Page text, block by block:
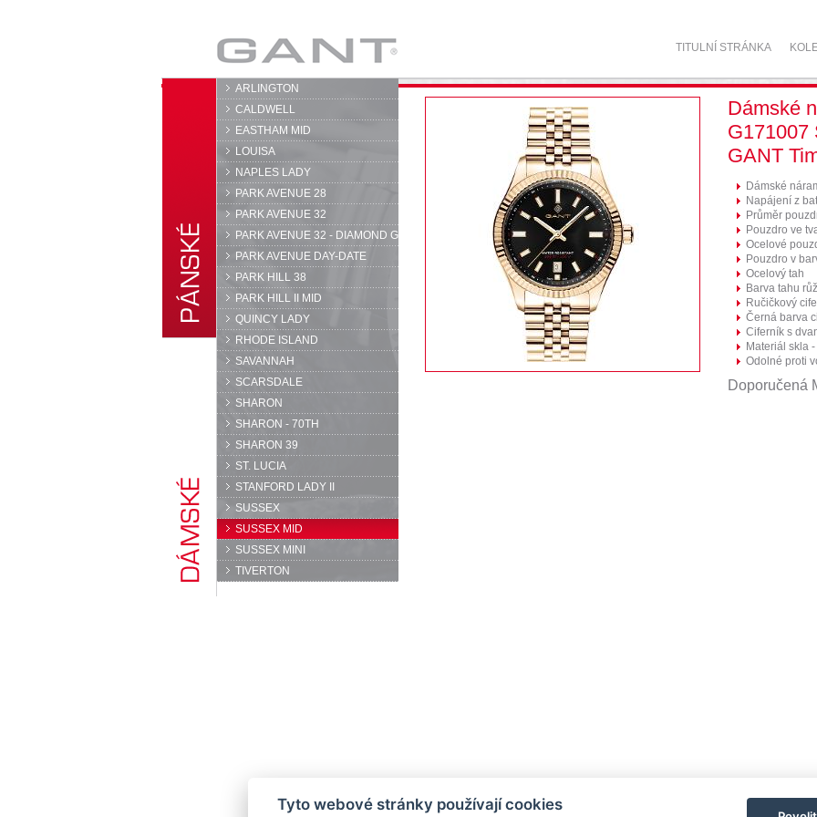
GANT TITULNÍ STRÁNKA
ARLINGTON
CALDWELL
EASTHAM MID
LOUISA
NAPLES LADY
PARK AVENUE 28
PARK AVENUE 32
PARK AVENUE 32 - DIAMOND G
PARK AVENUE DAY-DATE
PARK HILL 38
PARK HILL II MID
QUINCY LADY
RHODE ISLAND
SAVANNAH
SCARSDALE
SHARON
SHARON - 70TH
SHARON 39
ST. LUCIA
STANFORD LADY II
SUSSEX
SUSSEX MID
SUSSEX MINI
TIVERTON
Dámské
G171007
GANT
Dámské
Napájení z
Průměr
Pouzdro ve
Ocelové
Pouzdro v
Ocelový tah
Barva tahu
Ručičkový
Černá barva
Ciferník s
Materiál skla
Odolné proti
Doporučená
Tyto webové stránky používají cookies